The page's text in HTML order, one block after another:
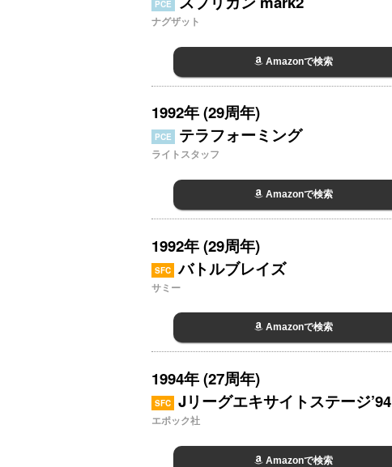
PCE
ナグザット
Amazonで検索
1992年 (29周年)
PCE テラフォーミング
ライトスタッフ
Amazonで検索
1992年 (29周年)
SFC バトルブレイズ
サミー
Amazonで検索
1994年 (27周年)
SFC Jリーグエキサイトステージ’94
エポック社
Amazonで検索